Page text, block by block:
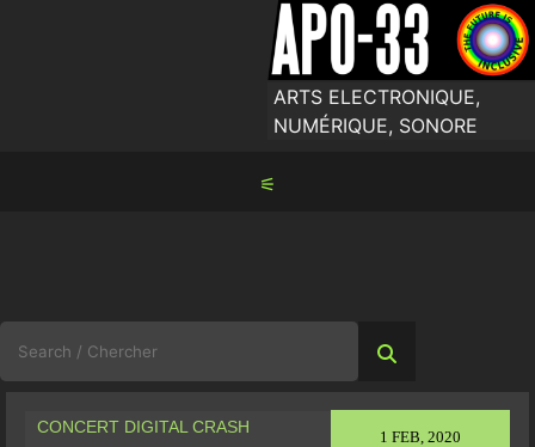
ARTS ELECTRONIQUE,
NUMÉRIQUE, SONORE
⚟
for:
1 FEB, 2020
CONCERT DIGITAL CRASH